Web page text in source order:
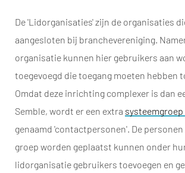
De 'Lidorganisaties' zijn de organisaties
aangesloten bij branchevereniging.
organisatie kunnen hier gebruikers aan
toegevoegd die toegang moeten hebben
Omdat deze inrichting complexer is dan
Semble, wordt er een extra systeemgroep
genaamd 'contactpersonen'. De personen
groep worden geplaatst kunnen onder
lidorganisatie gebruikers toevoegen en